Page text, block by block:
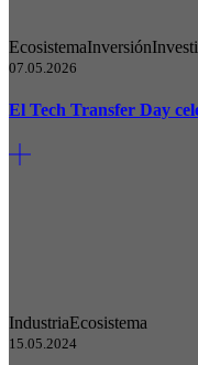
EcosistemaInversión
07.05.2026
El Tech Transfer Day
IndustriaEcosistema
15.05.2024